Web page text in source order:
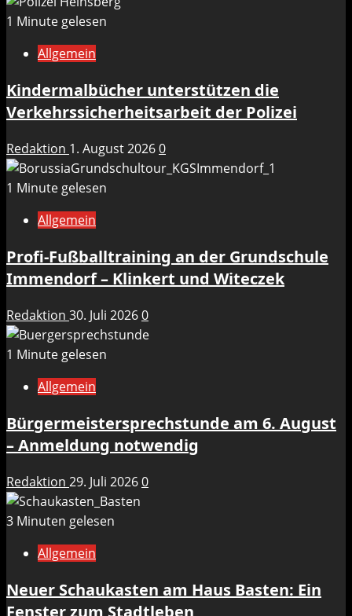
1 Minute gelesen
Allgemein
Kindermalbücher unterstützen die
Verkehrssicherheitsarbeit der Polizei
Redaktion 1. August 20260
1 Minute gelesen
Allgemein
Profi-Fußballtraining an der Grundschule
Immendorf – Klinkert und Witeczek
Redaktion 30. Juli 20260
1 Minute gelesen
Allgemein
Bürgermeistersprechstunde am 6. August
– Anmeldung notwendig
Redaktion 29. Juli 20260
3 Minuten gelesen
Allgemein
Neuer Schaukasten am Haus Basten: Ein